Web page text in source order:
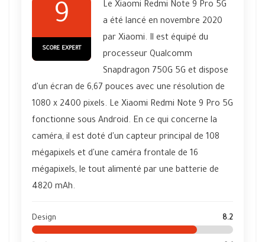
9
SCORE EXPERT
Le Xiaomi Redmi Note 9 Pro 5G
a été lancé en novembre 2020
par Xiaomi. Il est équipé du
processeur Qualcomm
Snapdragon 750G 5G et dispose
d'un écran de 6,67 pouces avec une résolution de
1080 x 2400 pixels. Le Xiaomi Redmi Note 9 Pro 5G
fonctionne sous Android. En ce qui concerne la
caméra, il est doté d'un capteur principal de 108
mégapixels et d'une caméra frontale de 16
mégapixels, le tout alimenté par une batterie de
4820 mAh.
Design 8.2